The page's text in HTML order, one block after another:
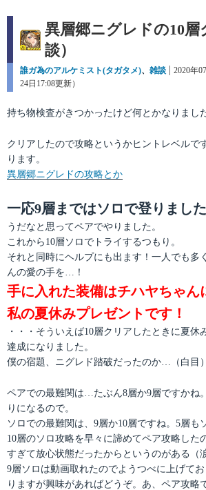
異層郷ニグレドの10層
談）
カ
テ
リ
誰ガ為のアルケミスト(タガタメ)、 雑談
投
2020年
24日17:08更新）
持ち物検査がきつかったけど何とかなりまし
クリアしたので攻略というかヒントレベルで
ります。
異層郷ニグレドの攻略とか
一応9層まではソロで登りました
うだなと思ってペアでやりました。
これから10層ソロでトライするつもり。
それと同時にヘルプにも出ます！一人でも多
んの愛の手を…！
手に入れた装備はチハヤちゃん
私の夏休みプレゼントです！
・・・そういえば10層クリアしたときに夏休
達成になりました。
僕の宿題、ニグレド踏破だったのか…（白目）
ペアでの最難関は…たぶん8層か9層ですかね
りになるので。
ソロでの最難関は、9層か10層ですね。5層も
10層のソロ攻略を早々に諦めてペア攻略した
すぎて放心状態だったからというのがある（
9層ソロは動画取れたのでようつべに上げて
りますが興味があればどうぞ。あ、ペア攻略